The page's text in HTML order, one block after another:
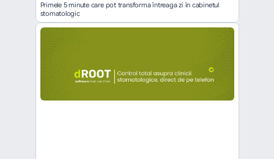
Primele 5 minute care pot transforma întreaga zi în cabinetul
stomatologic